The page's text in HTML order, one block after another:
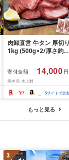
肉卸直営 牛タン 厚切
1kg (500g×2/厚さ約
牛肉 焼肉 冷凍 スライ
業務用 バーベキュー
BBQ おつまみ ギフト
祝い お中元 夏ギフト
寄付金額 14,000
熊本県 水上村
5サイトで比
もっと見る
3